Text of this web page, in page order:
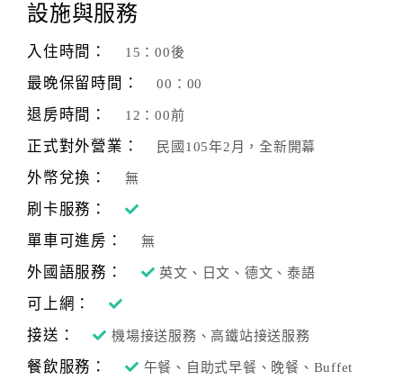
旅
伴
劃
商
品
傳
設施與服務
入住時間： 15：00後
最晚保留時間： 00：00
退房時間： 12：00前
正式對外營業： 民國105年2月，全新開幕
外幣兌換： 無
刷卡服務：
單車可進房：
無
外國語服務： 英文、日文、德文、泰語
可上網：
接送：
機場接送服務、高鐵站接送服務
餐飲服務： 午餐、自助式早餐、晚餐、Buffet